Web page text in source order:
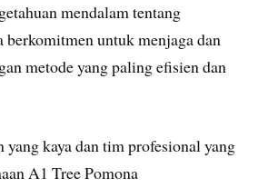
mendalam tentang
untuk menjaga dan
metode yang paling efisien dan
yang kaya dan tim profesional yang
A1 Tree Pomona